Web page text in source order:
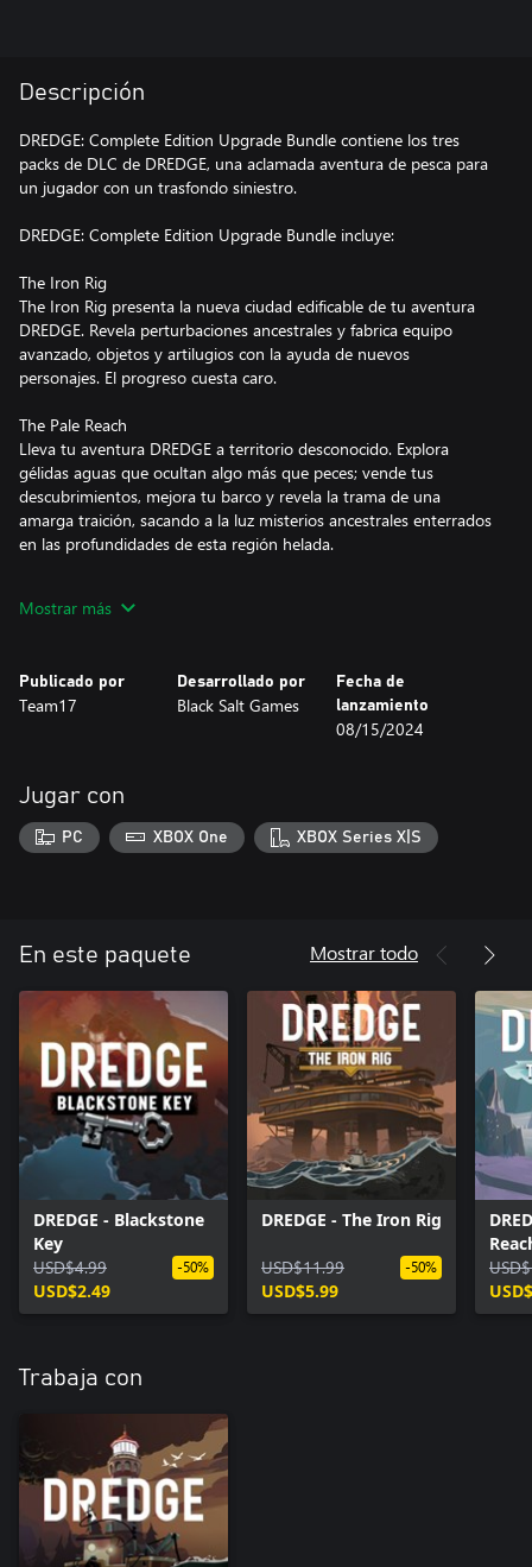
Descripción
DREDGE: Complete Edition Upgrade Bundle contiene los tres
packs de DLC de DREDGE, una aclamada aventura de pesca para
un jugador con un trasfondo siniestro.
DREDGE: Complete Edition Upgrade Bundle incluye:
The Iron Rig
The Iron Rig presenta la nueva ciudad edificable de tu aventura
DREDGE. Revela perturbaciones ancestrales y fabrica equipo
avanzado, objetos y artilugios con la ayuda de nuevos
personajes. El progreso cuesta caro.
The Pale Reach
Lleva tu aventura DREDGE a territorio desconocido. Explora
gélidas aguas que ocultan algo más que peces; vende tus
descubrimientos, mejora tu barco y revela la trama de una
amarga traición, sacando a la luz misterios ancestrales enterrados
en las profundidades de esta región helada.
El misterioso taller de la Isla Rocanegra está cerrado a cal y canto.
abandonadas. Con esta llave puedes hacer que sirvan para algo.
Mostrar más
Publicado por
Team17
Desarrollado por
Black Salt Games
Fecha de
lanzamiento
08/15/2024
Jugar con
PC XBOX One XBOX Series X|S
En este paquete Mostrar todo
DREDGE - Blackstone
Key
USD$4.99
USD$2.49
-50%
DREDGE - The Iron Rig
USD$11.99
USD$5.99
-50%
Trabaja con